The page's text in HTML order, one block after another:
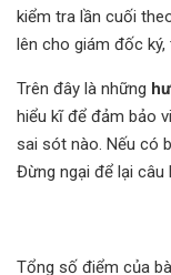
kiểm tra lần cuối
lên cho giám đốc
Trên đây là những
hiểu kĩ để đảm bảo
sai sót nào. Nếu có
Đừng ngại để lại câu
Tổng số điểm của